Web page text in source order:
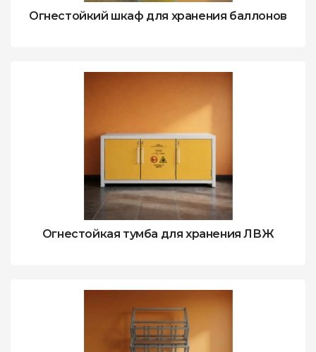
Огнестойкий шкаф для хранения баллонов
Огнестойкая тумба для хранения ЛВЖ